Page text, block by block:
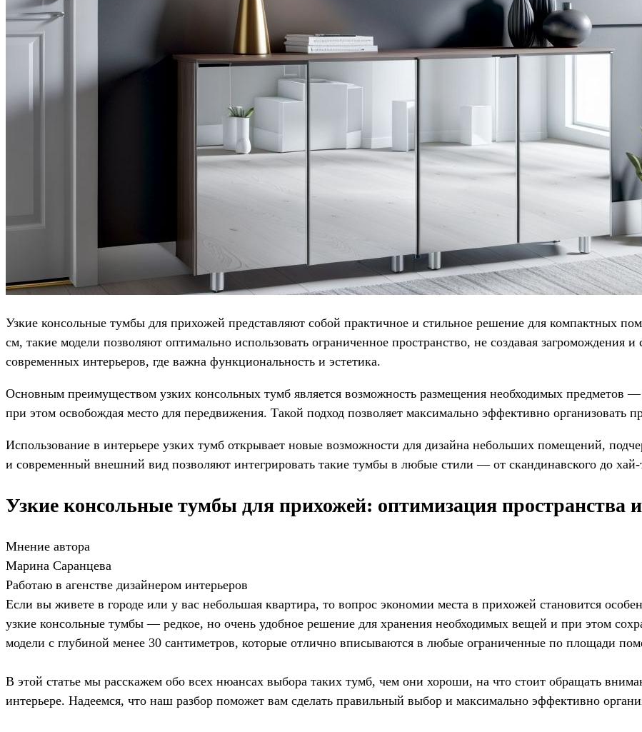
Узкие консольные тумбы для прихожей представляют собой практичное и стильное решение для компактных
см, такие модели позволяют оптимально использовать ограниченное пространство, не создавая загромождения
современных интерьеров, где важна функциональность и эстетика.
Основным преимуществом узких консольных тумб является возможность размещения необходимых предметов
при этом освобождая место для передвижения. Такой подход позволяет максимально эффективно организовать
Использование в интерьере узких тумб открывает новые возможности для дизайна небольших помещений,
и современный внешний вид позволяют интегрировать такие тумбы в любые стили — от скандинавского до хай-
Узкие консольные тумбы для прихожей: оптимизация пространства
Мнение автора
Марина Саранцева
Работаю в агенстве дизайнером интерьеров
Если вы живете в городе или у вас небольшая квартира, то вопрос экономии места в прихожей становится
узкие консольные тумбы — редкое, но очень удобное решение для хранения необходимых вещей и при этом
модели с глубиной менее 30 сантиметров, которые отлично вписываются в любые ограниченные по площади
В этой статье мы расскажем обо всех нюансах выбора таких тумб, чем они хороши, на что стоит обращать
интерьере. Надеемся, что наш разбор поможет вам сделать правильный выбор и максимально эффективно